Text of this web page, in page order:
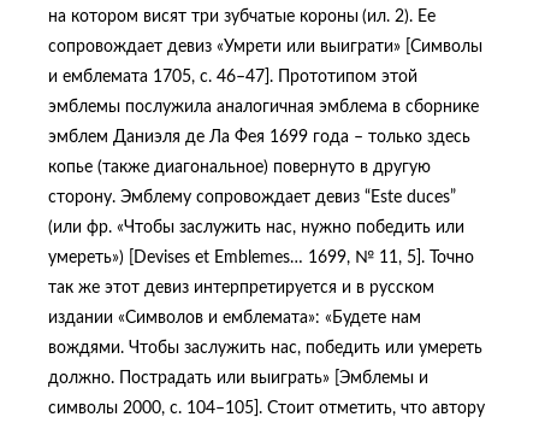
на котором висят три зубчатые короны (ил. 2). Ее
сопровождает девиз «Умрети или выиграти» [Символы
и емблемата 1705, с. 46–47]. Прототипом этой
эмблемы послужила аналогичная эмблема в сборнике
эмблем Даниэля де Ла Фея 1699 года – только здесь
копье (также диагональное) повернуто в другую
сторону. Эмблему сопровождает девиз “Este duces”
(или фр. «Чтобы заслужить нас, нужно победить или
умереть») [Devises et Emblemes… 1699, № 11, 5]. Точно
так же этот девиз интерпретируется и в русском
издании «Символов и емблемата»: «Будете нам
вождями. Чтобы заслужить нас, победить или умереть
должно. Пострадать или выиграть» [Эмблемы и
символы 2000, с. 104–105]. Стоит отметить, что автору